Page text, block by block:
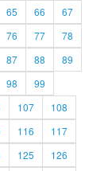
65 66
67
76 77
78
87 88
89
98
99
107
108
116
117
125
126